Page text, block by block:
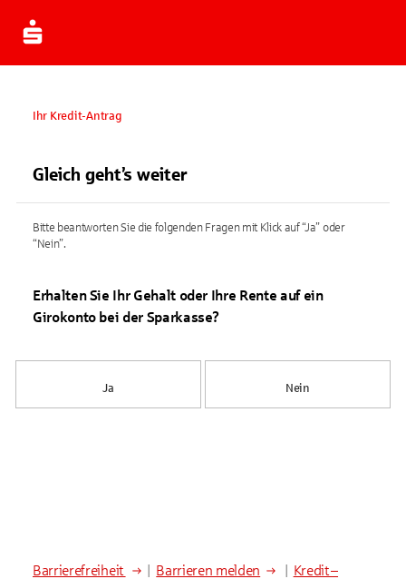
Ihr Kredit-Antrag
Gleich geht’s weiter
Bitte beantworten Sie die folgenden Fragen mit Klick auf “Ja” oder
“Nein”.
Erhalten Sie Ihr Gehalt oder Ihre Rente auf ein
Girokonto bei der Sparkasse?
Ja Nein
Barrierefreiheit Barrieren melden
Kredit –